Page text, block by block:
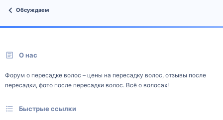
Обсуждаем
О нас
Форум о пересадке волос – цены на пересадку волос, отзывы после
пересадки, фото после пересадки волос. Всё о волосах!
Быстрые ссылки